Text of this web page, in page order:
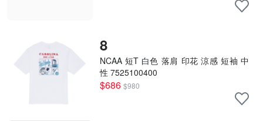
8
NCAA 短T 白色 落肩 印花 涼感 短袖 中
性 7525100400
$686 $980